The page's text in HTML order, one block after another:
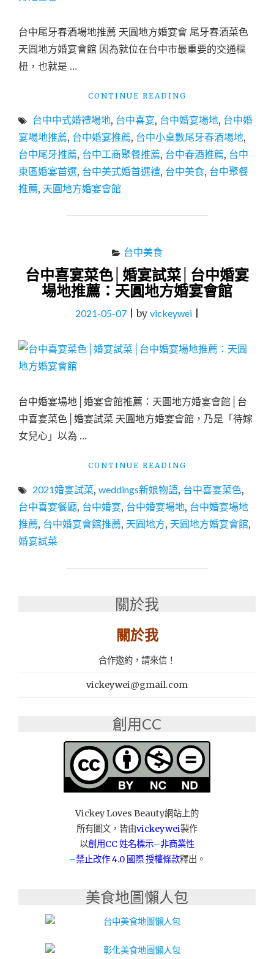
台中尾牙春酒場地推薦 天圓地方婚宴會 尾牙春酒菜色
天圓地方婚宴會館 因為就位在台中市最重要的交通樞
杻，也就是 …
CONTINUE READING
年
尾
春
酒
地
│
天
圓
婚
台中中式婚禮場地, 台中喜宴, 台中婚宴場地, 台中婚
宴場地推薦, 台中婚宴推薦, 台中小桌數尾牙春酒場地,
台中尾牙推薦, 台中工商聚餐推薦, 台中春酒推薦, 台中
東區婚宴首選, 台中美式婚首選禮, 台中美食, 台中聚餐
推薦, 天圓地方婚宴會館
台中美食
台中喜宴菜色│婚宴試菜│台中婚宴
場地推薦：天圓地方婚宴會館
2021-05-07|by vickeywei|
台中婚宴場地│婚宴會館推薦：天圓地方婚宴會館│台
中喜宴菜色│婚宴試菜 天圓地方婚宴會館，乃是「待嫁
女兒心」以為 …
CONTINUE READING
喜
宴
色
宴
地
地
方
婚
宴
館"
2021婚宴試菜, weddings新娘物語, 台中喜宴菜色,
台中喜宴餐廳, 台中婚宴, 台中婚宴場地, 台中婚宴場地
推薦, 台中婚宴會館推薦, 天圓地方, 天圓地方婚宴會館,
婚宴試菜
關於我
關於我
合作邀約，請來信！
vickeywei@gmail.com
創用CC
Vickey Loves Beauty網站上的
所有圖文，皆由vickeywei製作
以創用CC 姓名標示–非商業性
–禁止改作4.0 國際 授權條款釋出。
美食地圖懶人包